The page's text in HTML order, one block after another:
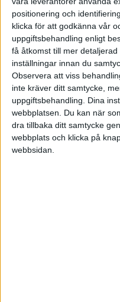
positionering och
klicka för att godkänna vår
uppgiftsbehandling enligt
få åtkomst till mer
inställningar innan du
Observera att viss
inte kräver ditt samtycke,
uppgiftsbehandling. Dina
webbplatsen. Du kan när
dra tillbaka ditt samtycke
webbplats och klicka på
webbsidan.
annan inkomst utan
EF. Eftersom vi inte
vill vi inte ”röra runt”
att min man har kvar
Har funderat på
1. Min man har kvar
inkomsten i
Medhjälparfallet.
2. Jag startar en egen